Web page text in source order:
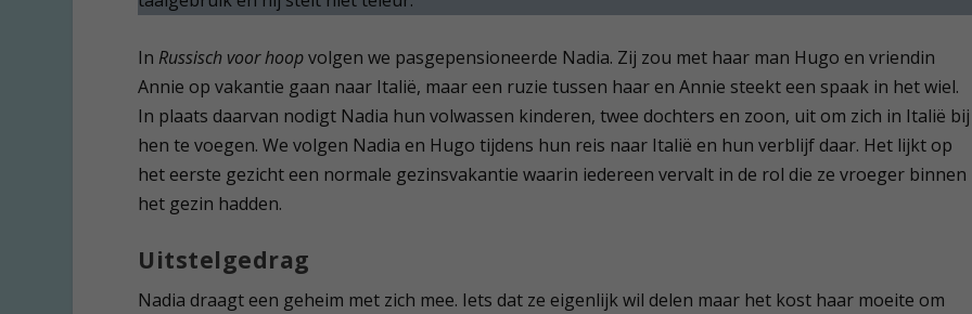
In Russisch voor hoopvolgen we pasgepensioneerde Nadia. Zij zou met haar man Hugo en vriendin
Annie op vakantie gaan naar Italië, maar een ruzie tussen haar en Annie steekt een spaak in het wiel.
In plaats daarvan nodigt Nadia hun volwassen kinderen, twee dochters en zoon, uit om zich in Italië bij
hen te voegen. We volgen Nadia en Hugo tijdens hun reis naar Italië en hun verblijf daar. Het lijkt op
het eerste gezicht een normale gezinsvakantie waarin iedereen vervalt in de rol die ze vroeger binnen
het gezin hadden.
Uitstelgedrag
Nadia draagt een geheim met zich mee. Iets dat ze eigenlijk wil delen maar het kost haar moeite om